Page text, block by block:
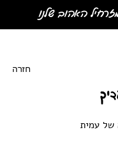
האהוב שלנו
חזרה
של עמית